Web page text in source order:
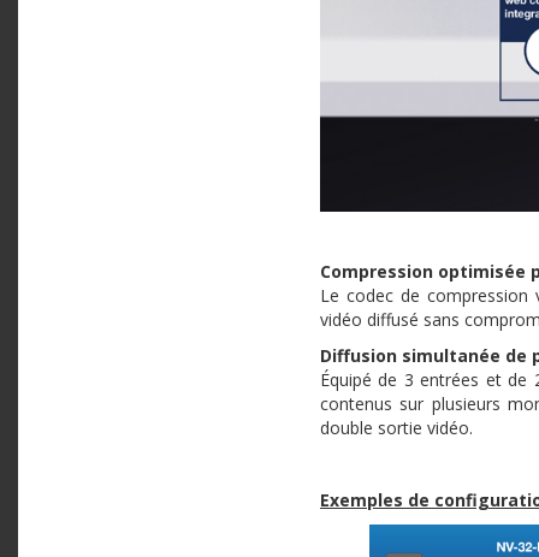
Compression optimisée
Le codec de
vidéo diffusé sans
Diffusion simultanée de
Équipé de 3 entrées et de
contenus sur plusieurs
double sortie vidéo.
Exemples de